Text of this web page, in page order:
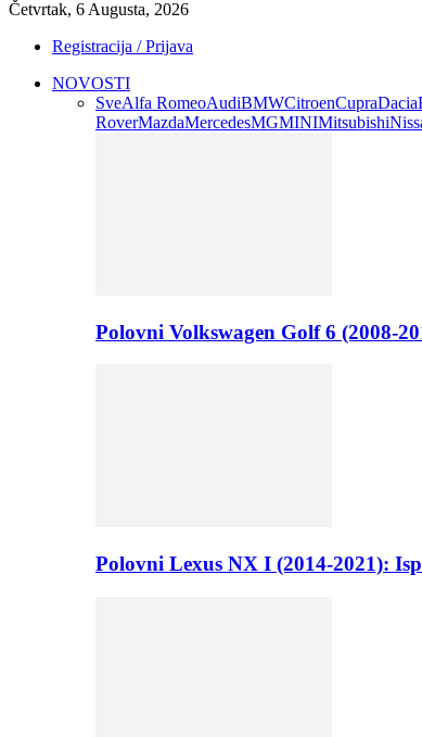
Četvrtak, 6 Augusta, 2026
Registracija / Prijava
NOVOSTI
SveAlfa RomeoAudiBMWCitroenCupraDacia
RoverMazdaMercedesMGMINIMitsubishi
Polovni Volkswagen Golf 6 (2008-
Polovni Lexus NX I (2014-2021):